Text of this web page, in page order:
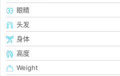
眼睛
头发
身体
高度
Weight